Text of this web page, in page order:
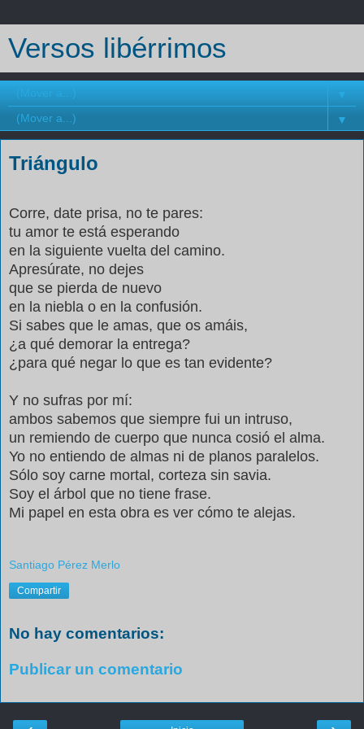
Versos libérrimos
▼
▼
Triángulo
Corre, date prisa, no te pares:
tu amor te está esperando
en la siguiente vuelta del camino.
Apresúrate, no dejes
que se pierda de nuevo
en la niebla o en la confusión.
Si sabes que le amas, que os amáis,
¿a qué demorar la entrega?
¿para qué negar lo que es tan evidente?
Y no sufras por mí:
ambos sabemos que siempre fui un intruso,
un remiendo de cuerpo que nunca cosió el alma.
Yo no entiendo de almas ni de planos paralelos.
Sólo soy carne mortal, corteza sin savia.
Soy el árbol que no tiene frase.
Mi papel en esta obra es ver cómo te alejas.
Santiago Pérez Merlo
Compartir
No hay comentarios:
Publicar un comentario